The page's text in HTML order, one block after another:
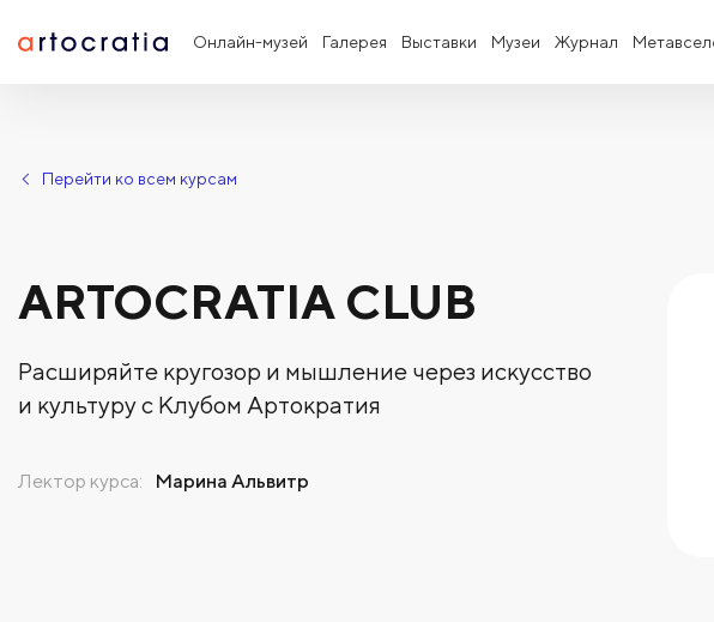
Онлайн-музей Галерея Выставки Музеи Журнал
Перейти ко всем курсам
ARTOCRATIA CLUB
Расширяйте кругозор и мышление через искусство
и культуру с Клубом Артократия
Лектор курса: Марина Альвитр